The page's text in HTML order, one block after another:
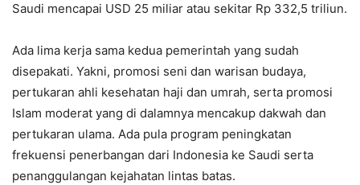
Saudi mencapai USD 25 miliar atau sekitar Rp 332,5 triliun.
Ada lima kerja sama kedua pemerintah yang sudah
disepakati. Yakni, promosi seni dan warisan budaya,
pertukaran ahli kesehatan haji dan umrah, serta promosi
Islam moderat yang di dalamnya mencakup dakwah dan
pertukaran ulama. Ada pula program peningkatan
frekuensi penerbangan dari Indonesia ke Saudi serta
penanggulangan kejahatan lintas batas.